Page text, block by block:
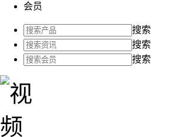
会员
搜索
搜索
搜索